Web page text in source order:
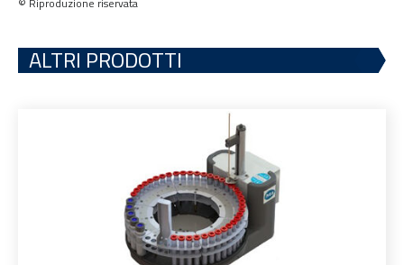
ALTRI PRODOTTI